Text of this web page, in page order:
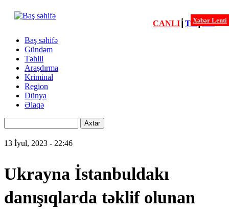
Xəbərlər
Xəbər Lenti
CANLI ┃ TV┃FM
Menu
second
Baş səhifə
Gündəm
Təhlil
Araşdırma
Kriminal
Region
Dünya
Əlaqə
13 İyul, 2023 - 22:46
Ukrayna İstanbuldakı
danışıqlarda təklif olunan